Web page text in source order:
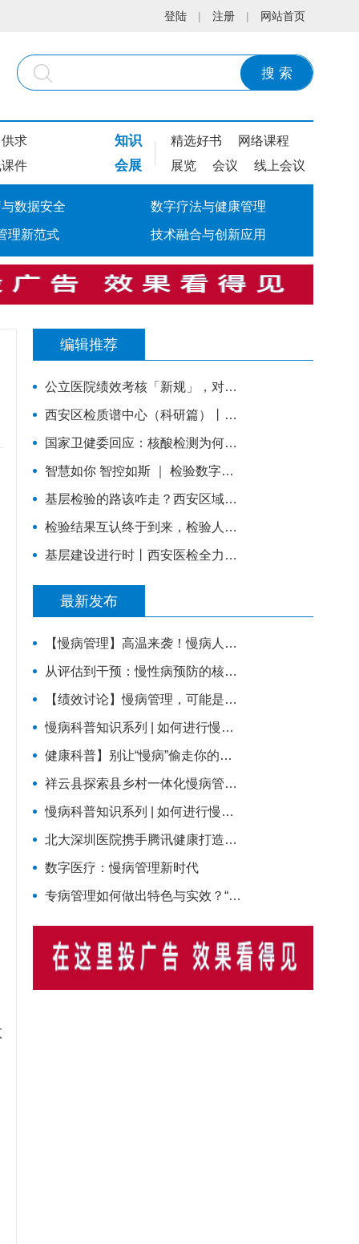
登陆 | 注册 | 网站首页
搜 索
供求
件
知识 精选好书 网络课程
会展 展览 会议 线上会议
数据安全 数字疗法与健康管理
理新范式 技术融合与创新应用
编辑推荐
公立医院绩效考核「新规」，对检验科提出了什么要求？
西安区检质谱中心（科研篇）丨充分挖掘技术优势，让“临床+科研”一加一大于二
国家卫健委回应：核酸检测为何频现“假阳性”？原因值得所有检验人警惕！
智慧如你 智控如斯 ｜ 检验数字化质控管理
基层检验的路该咋走？西安区域医学检验中心这样做
检验结果互认终于到来，检验人该如何应对？
基层建设进行时丨西安医检全力提升蓝田县基层医疗服务能力
最新发布
【慢病管理】高温来袭！慢病人群安稳度夏，请牢记这6件事。
从评估到干预：慢性病预防的核心能力体系，教你科学管理健康
【绩效讨论】慢病管理，可能是基层医院转型的重要入口？！
慢病科普知识系列 | 如何进行慢病管理？
健康科普】别让“慢病”偷走你的生活！这份科学防控指南请收好
祥云县探索县乡村一体化慢病管理新模式
慢病科普知识系列 | 如何进行慢病管理？
北大深圳医院携手腾讯健康打造慢病全周期管理平台，已落地超百家社康中心
数字医疗：慢病管理新时代
专病管理如何做出特色与实效？“管到位”的同时还要“强内涵”